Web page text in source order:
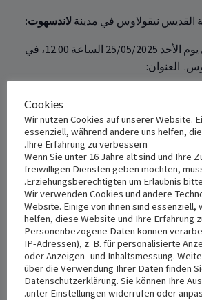
القديس نيقولاوس في مدينة لاندسهوت:‏
نحتفل بالقداس الإلهي يوم الأحد 25/05/2025 الساعة ‏‎00‎‏.‏‎12‎، ‏في
العنوان:
+ Add to iCalendar
VENUE
St. Nikola
Nikolastr 41
Landshut,84034 Germany +
Google Map
Cookies
Wir nutzen Cookies auf unserer Website.
essenziell, während andere uns helfen,
Ihre Erfahrung zu verbessern.
Wenn Sie unter 16 Jahre alt sind und Ihre
freiwilligen Diensten geben möchten,
Erziehungsberechtigten um Erlaubnis
Wir verwenden Cookies und andere
Website. Einige von ihnen sind essenziell,
helfen, diese Website und Ihre Erfahrung
Personenbezogene Daten können
IP-Adressen), z. B. für personalisierte
oder Anzeigen- und Inhaltsmessung.
über die Verwendung Ihrer Daten finden
Datenschutzerklärung. Sie können Ihre
unter Einstellungen widerrufen oder